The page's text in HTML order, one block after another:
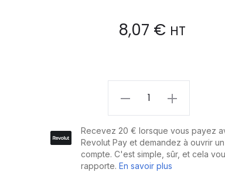
8,07 € HT
Triumph
Peigne
Gris
quantity